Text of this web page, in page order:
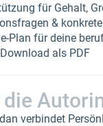
für Gehalt,
&
Plan für deine
als PDF
die
verbindet